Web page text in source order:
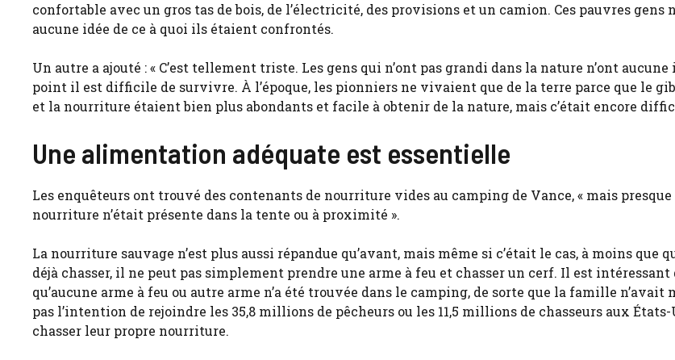
confortable avec un gros tas de bois, de l’électricité, des provisions et un camion. Ces pauvres gens
aucune idée de ce à quoi ils étaient confrontés.
Un autre a ajouté : « C’est tellement triste. Les gens qui n’ont pas grandi dans la nature n’ont aucune
point il est difficile de survivre. À l’époque, les pionniers ne vivaient que de la terre parce que le
et la nourriture étaient bien plus abondants et facile à obtenir de la nature, mais c’était encore
Une alimentation adéquate est essentielle
Les enquêteurs ont trouvé des contenants de nourriture vides au camping de Vance, « mais presque
nourriture n’était présente dans la tente ou à proximité ».
La nourriture sauvage n’est plus aussi répandue qu’avant, mais même si c’était le cas, à moins que
déjà chasser, il ne peut pas simplement prendre une arme à feu et chasser un cerf. Il est intéressant
qu’aucune arme à feu ou autre arme n’a été trouvée dans le camping, de sorte que la famille
pas l’intention de rejoindre les 35,8 millions de pêcheurs ou les 11,5 millions de chasseurs aux
chasser leur propre nourriture.